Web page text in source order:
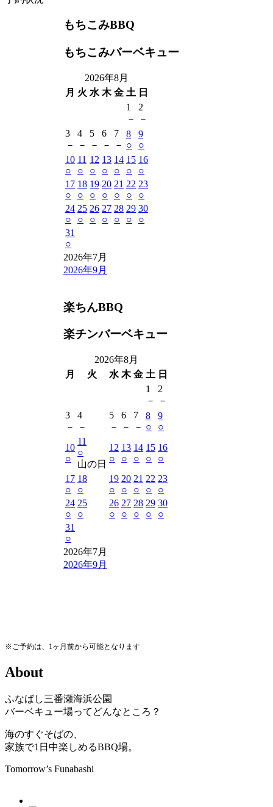
もちこみBBQ
もちこみバーベキュー
2026年8月
月 火 水 木 金 土 日
1
－
2
－
3
－
4
－
5
－
6
－
7
－
8
○
9
○
10
○
11
○
12
○
13
○
14
○
15
○
16
○
17
○
18
○
19
○
20
○
21
○
22
○
23
○
24
○
25
○
26
○
27
○
28
○
29
○
30
○
31
○
2026年7月
2026年9月
楽ちんBBQ
楽チンバーベキュー
2026年8月
月
火 水 木 金 土 日
1
－
2
－
3
－
4
－
5
－
6
－
7
－
8
○
9
○
10
○
11
○
山の日
12
○
13
○
14
○
15
○
16
○
17
○
18
○
19
○
20
○
21
○
22
○
23
○
24
○
25
○
26
○
27
○
28
○
29
○
30
○
31
○
2026年7月
2026年9月
※ご予約は、1ヶ月前から可能となります
About
ふなばし三番瀬海浜公園
バーベキュー場ってどんなところ？
海のすぐそばの、
家族で1日中楽しめるBBQ場。
Tomorrow’s Funabashi